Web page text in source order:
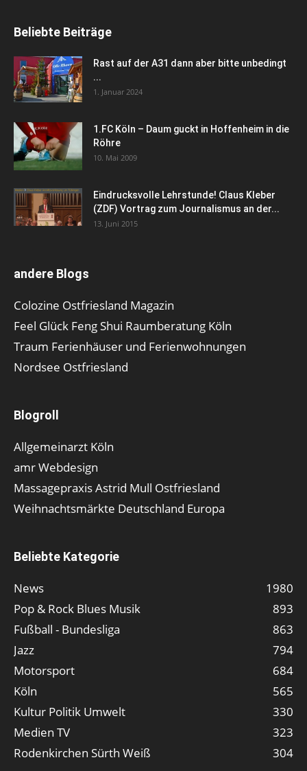
Beliebte Beiträge
Rast auf der A31 dann aber bitte unbedingt
...
1. Januar 2024
1.FC Köln – Daum guckt in Hoffenheim in die
Röhre
10. Mai 2009
Eindrucksvolle Lehrstunde! Claus Kleber
(ZDF) Vortrag zum Journalismus an der...
13. Juni 2015
andere Blogs
Colozine Ostfriesland Magazin
Feel Glück Feng Shui Raumberatung Köln
Traum Ferienhäuser und Ferienwohnungen
Nordsee Ostfriesland
Blogroll
Allgemeinarzt Köln
amr Webdesign
Massagepraxis Astrid Mull Ostfriesland
Weihnachtsmärkte Deutschland Europa
Beliebte Kategorie
News
1980
Pop & Rock Blues Musik
893
Fußball - Bundesliga
863
Jazz
794
Motorsport
684
Köln
565
Kultur Politik Umwelt
330
Medien TV
323
Rodenkirchen Sürth Weiß
304